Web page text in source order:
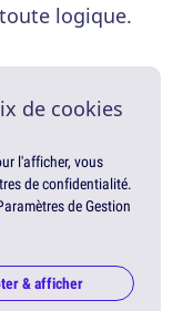
logique.
de cookies
l'afficher, vous
de confidentialité.
de Gestion
& afficher